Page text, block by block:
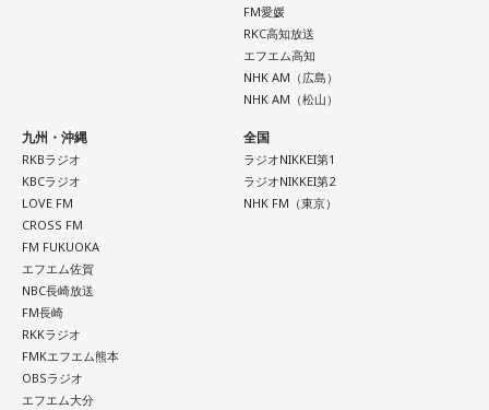
FM愛媛
RKC高知放送
エフエム高知
NHK AM（広島）
NHK AM（松山）
九州・沖縄
RKBラジオ
KBCラジオ
LOVE FM
CROSS FM
FM FUKUOKA
エフエム佐賀
NBC長崎放送
FM長崎
RKKラジオ
FMKエフエム熊本
OBSラジオ
エフエム大分
全国
ラジオNIKKEI第1
ラジオNIKKEI第2
NHK FM（東京）